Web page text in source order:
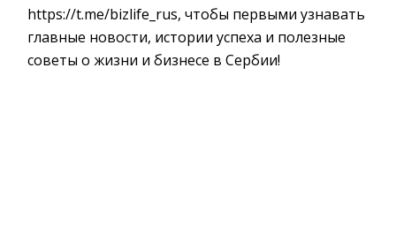
https://t.me/bizlife_rus, чтобы первыми узнавать
главные новости, истории успеха и полезные
советы о жизни и бизнесе в Сербии!